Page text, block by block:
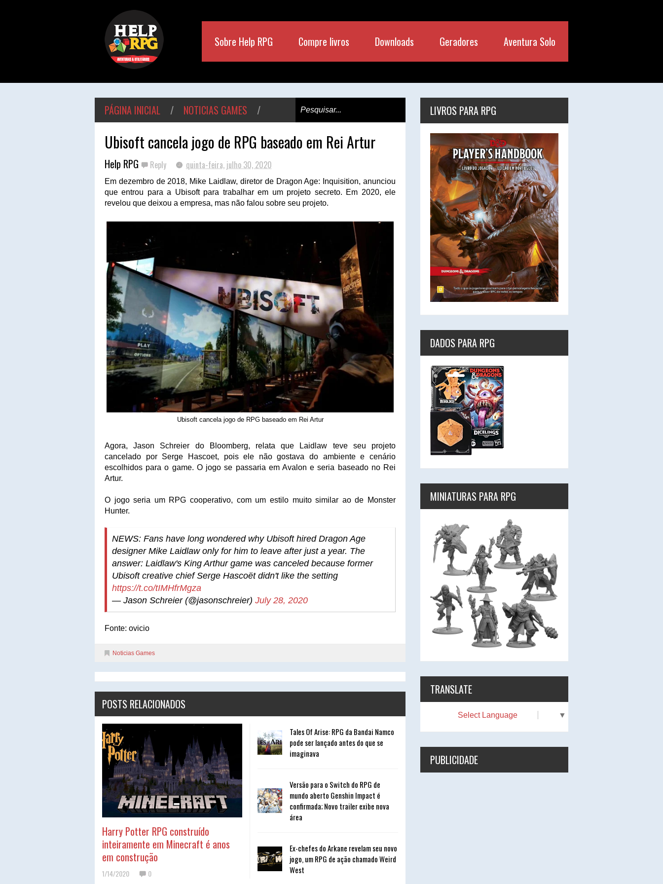
Sobre Help RPG Compre livros Downloads Geradores Aventura Solo
PÁGINA INICIAL / NOTICIAS GAMES /
Ubisoft cancela jogo de RPG baseado em Rei Artur
Help RPG Reply quinta-feira, julho 30, 2020
Em dezembro de 2018, Mike Laidlaw, diretor de Dragon Age: Inquisition, anunciou
que entrou para a Ubisoft para trabalhar em um projeto secreto. Em 2020, ele
revelou que deixou a empresa, mas não falou sobre seu projeto.
Ubisoft cancela jogo de RPG baseado em Rei Artur
Agora, Jason Schreier do Bloomberg, relata que Laidlaw teve seu projeto
cancelado por Serge Hascoet, pois ele não gostava do ambiente e cenário
escolhidos para o game. O jogo se passaria em Avalon e seria baseado no Rei
Artur.
O jogo seria um RPG cooperativo, com um estilo muito similar ao de Monster
Hunter.
NEWS: Fans have long wondered why Ubisoft hired Dragon Age
designer Mike Laidlaw only for him to leave after just a year. The
answer: Laidlaw's King Arthur game was canceled because former
Ubisoft creative chief Serge Hascoët didn't like the setting
https://t.co/tIMHfrMgza
— Jason Schreier (@jasonschreier) July 28, 2020
Fonte: ovicio
Noticias Games
POSTS RELACIONADOS
Harry Potter RPG construído
inteiramente em Minecraft é anos
em construção
1/14/2020 0
Tales Of Arise: RPG da Bandai Namco
pode ser lançado antes do que se
imaginava
Versão para o Switch do RPG de
mundo aberto Genshin Impact é
confirmada; Novo trailer exibe nova
área
Ex-chefes do Arkane revelam seu novo
jogo, um RPG de ação chamado Weird
West
LIVROS PARA RPG
DADOS PARA RPG
MINIATURAS PARA RPG
TRANSLATE
Select Language ▼
PUBLICIDADE